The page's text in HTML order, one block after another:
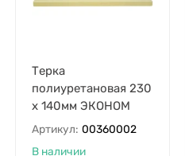
Терка
полиуретановая 230
х 140мм ЭКОНОМ
Артикул: 00360002
В наличии